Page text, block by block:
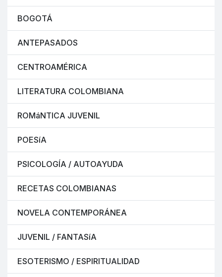
BOGOTÁ
ANTEPASADOS
CENTROAMÉRICA
LITERATURA COLOMBIANA
ROMáNTICA JUVENIL
POESíA
PSICOLOGÍA / AUTOAYUDA
RECETAS COLOMBIANAS
NOVELA CONTEMPORÁNEA
JUVENIL / FANTASíA
ESOTERISMO / ESPIRITUALIDAD